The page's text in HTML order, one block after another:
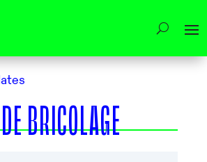
BRICOLAGE